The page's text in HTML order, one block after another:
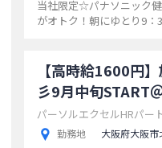
当社限定☆パナソニック
がオトク！朝にゆとり9
【高時給1600円
彡9月中旬START
パーソルエクセルHRパー
勤務地
大阪府大阪市